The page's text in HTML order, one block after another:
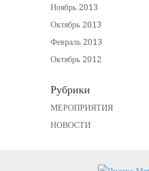
Ноябрь 2013
Октябрь 2013
Февраль 2013
Октябрь 2012
Рубрики
МЕРОПРИЯТИЯ
НОВОСТИ